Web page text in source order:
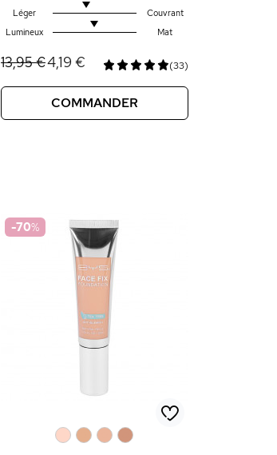
Léger
Couvrant
Lumineux
Mat
13,95 €4,19 € (33)
COMMANDER
-70%